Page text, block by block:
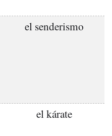
el senderismo
el kárate